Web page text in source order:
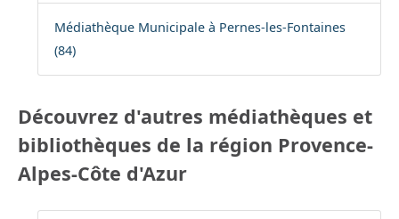
Médiathèque Municipale à Pernes-les-Fontaines
(84)
Découvrez d'autres médiathèques et
bibliothèques de la région Provence-
Alpes-Côte d'Azur